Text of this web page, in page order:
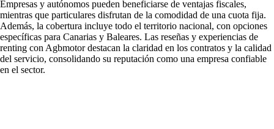
Empresas y autónomos pueden beneficiarse de ventajas fiscales,
mientras que particulares disfrutan de la comodidad de una cuota fija.
Además, la cobertura incluye todo el territorio nacional, con opciones
específicas para Canarias y Baleares. Las reseñas y experiencias de
renting con Agbmotor destacan la claridad en los contratos y la calidad
del servicio, consolidando su reputación como una empresa confiable
en el sector.